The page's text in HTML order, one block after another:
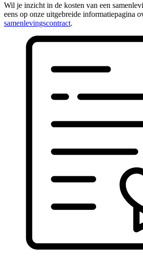
Wil je inzicht in de kosten van een
eens op onze uitgebreide informatiepagina
samenlevingscontract.